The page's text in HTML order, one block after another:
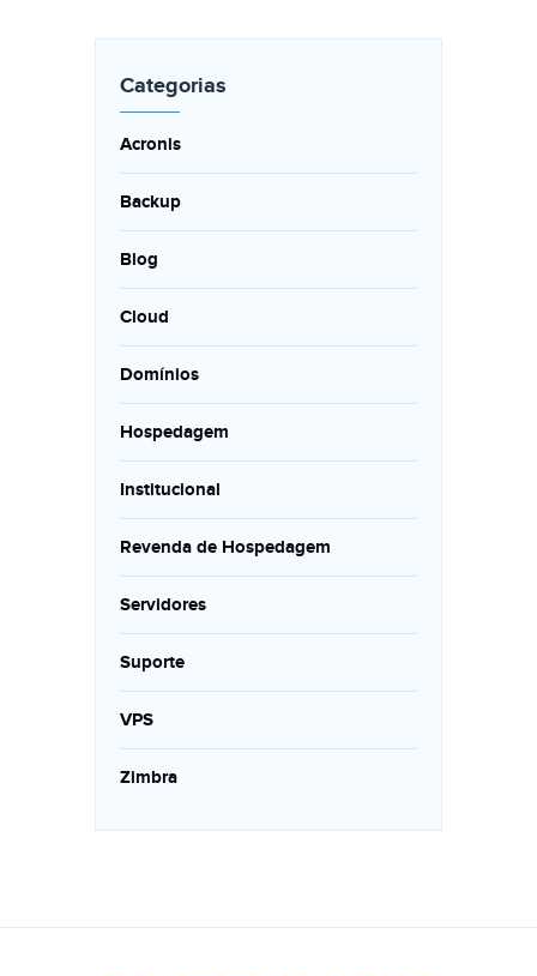
Categorias
Acronis
Backup
Blog
Cloud
Domínios
Hospedagem
Institucional
Revenda de Hospedagem
Servidores
Suporte
VPS
Zimbra